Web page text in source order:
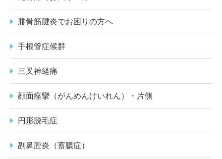
腓骨筋腱炎でお困りの方へ
手根管症候群
三叉神経痛
顔面痙攣（がんめんけいれん）・片側
円形脱毛症
副鼻腔炎（蓄膿症）